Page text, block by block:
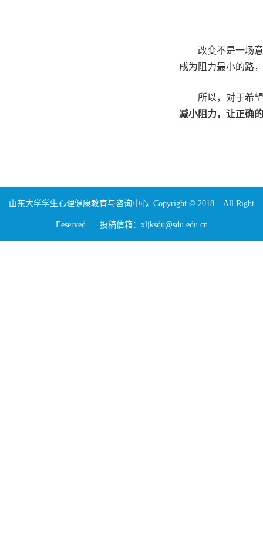
改变不是一场
成为阻力最小的路
所以，对于希
减小阻力，让正确
山东大学学生心理健康教育与咨询中心 Copyright © 2018 . All Right
Eeserved. 投稿信箱：xljksdu@sdu.edu.cn